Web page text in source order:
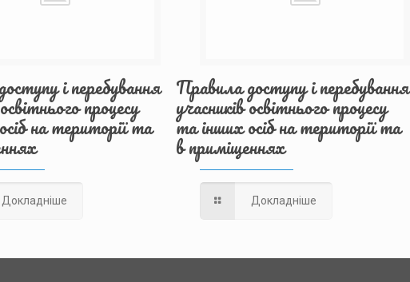
і перебування
процесу
на території та
Докладніше
Правила доступу і перебування
учасників освітнього процесу
та інших осіб на території та
в приміщеннях
Докладніше